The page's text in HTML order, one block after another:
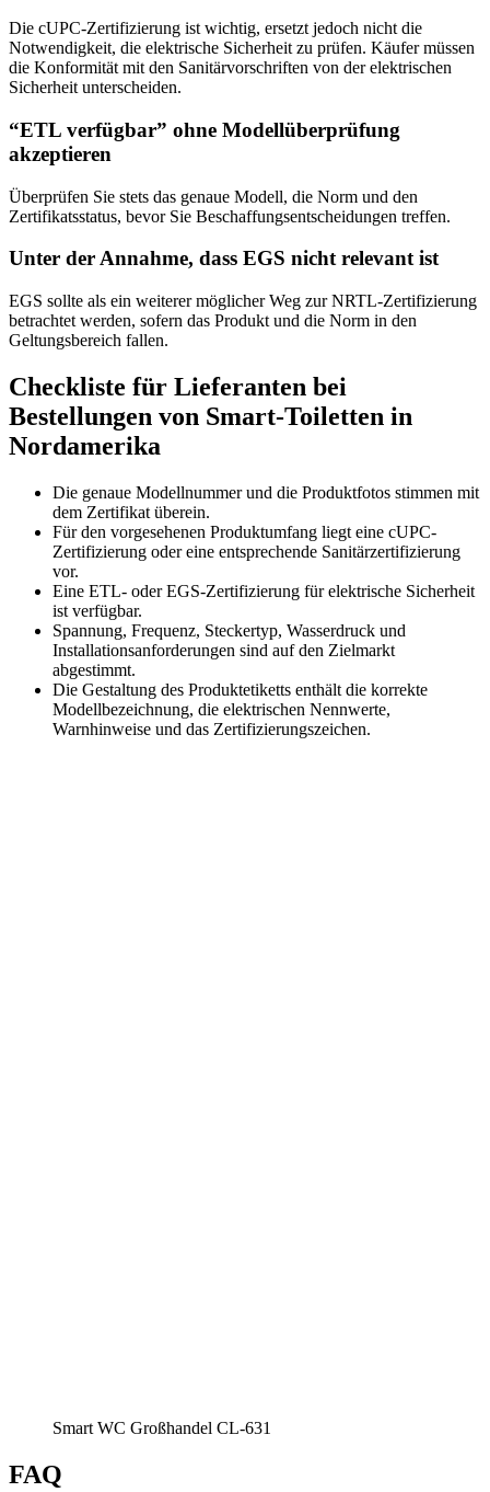
Die cUPC-Zertifizierung ist wichtig, ersetzt jedoch nicht die
Notwendigkeit, die elektrische Sicherheit zu prüfen. Käufer müssen
die Konformität mit den Sanitärvorschriften von der elektrischen
Sicherheit unterscheiden.
“ETL verfügbar” ohne Modellüberprüfung
akzeptieren
Überprüfen Sie stets das genaue Modell, die Norm und den
Zertifikatsstatus, bevor Sie Beschaffungsentscheidungen treffen.
Unter der Annahme, dass EGS nicht relevant ist
EGS sollte als ein weiterer möglicher Weg zur NRTL-Zertifizierung
betrachtet werden, sofern das Produkt und die Norm in den
Geltungsbereich fallen.
Checkliste für Lieferanten bei
Bestellungen von Smart-Toiletten in
Nordamerika
Die genaue Modellnummer und die Produktfotos stimmen mit
dem Zertifikat überein.
Für den vorgesehenen Produktumfang liegt eine cUPC-
Zertifizierung oder eine entsprechende Sanitärzertifizierung
vor.
Eine ETL- oder EGS-Zertifizierung für elektrische Sicherheit
ist verfügbar.
Spannung, Frequenz, Steckertyp, Wasserdruck und
Installationsanforderungen sind auf den Zielmarkt
abgestimmt.
Die Gestaltung des Produktetiketts enthält die korrekte
Modellbezeichnung, die elektrischen Nennwerte,
Warnhinweise und das Zertifizierungszeichen.
Smart WC Großhandel CL-631
FAQ